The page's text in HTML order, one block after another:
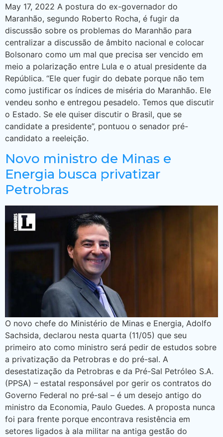
May 17, 2022 A postura do ex-governador do
Maranhão, segundo Roberto Rocha, é fugir da
discussão sobre os problemas do Maranhão para
centralizar a discussão de âmbito nacional e colocar
Bolsonaro como um mal que precisa ser vencido em
meio a polarização entre Lula e o atual presidente da
República. “Ele quer fugir do debate porque não tem
como justificar os índices de miséria do Maranhão. Ele
vendeu sonho e entregou pesadelo. Temos que discutir
o Estado. Se ele quiser discutir o Brasil, que se
candidate a presidente”, pontuou o senador pré-
candidato a reeleição.
Novo ministro de Minas e
Energia busca privatizar
Petrobras
O novo chefe do Ministério de Minas e Energia, Adolfo
Sachsida, declarou nesta quarta (11/05) que seu
primeiro ato como ministro será pedir de estudos sobre
a privatização da Petrobras e do pré-sal. A
desestatização da Petrobras e da Pré-Sal Petróleo S.A.
(PPSA) – estatal responsável por gerir os contratos do
Governo Federal no pré-sal – é um desejo antigo do
ministro da Economia, Paulo Guedes. A proposta nunca
foi para frente porque encontrava resistência em
setores ligados à ala militar na antiga gestão do